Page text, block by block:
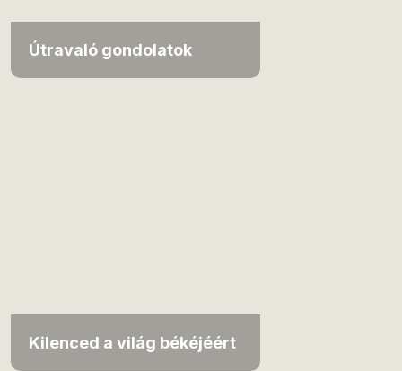
Útravaló gondolatok
Kilenced a világ békéjéért